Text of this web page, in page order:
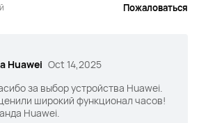
Пожаловаться
Huawei Oct 14,2025
за выбор устройства Huawei.
широкий функционал часов!
Huawei.